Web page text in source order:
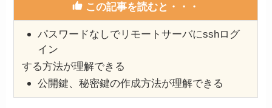
この記事を読むと・・・
パスワードなしでリモートサーバにsshログ
イン
する方法が理解できる
公開鍵、秘密鍵の作成方法が理解できる